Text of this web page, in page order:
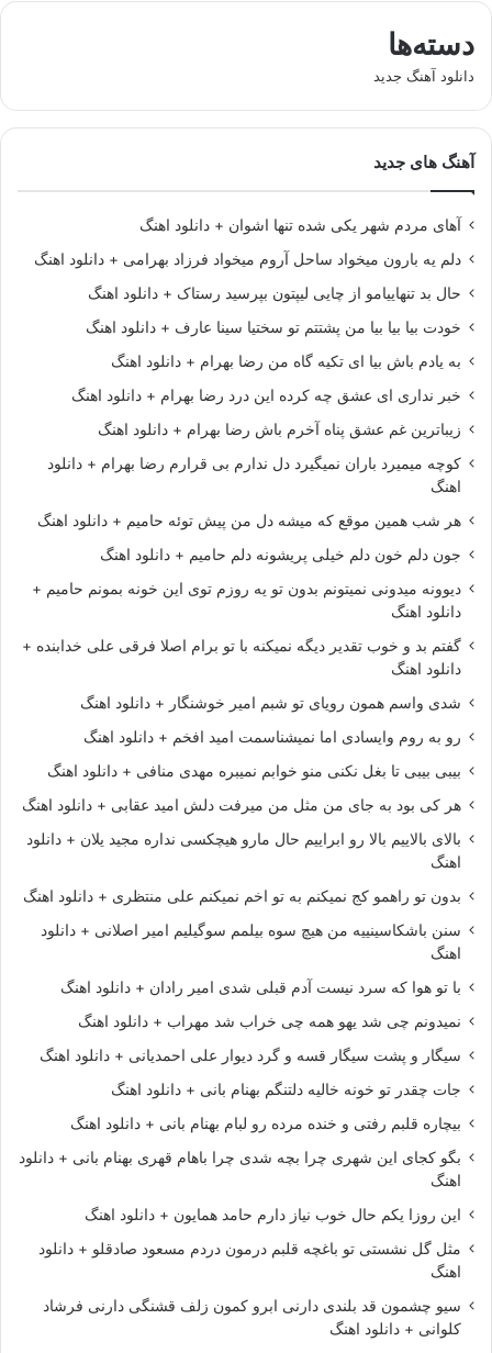
دسته‌ها
دانلود آهنگ جدید
آهنگ های جدید
آهای مردم شهر یکی شده تنها اشوان + دانلود اهنگ
دلم یه بارون میخواد ساحل آروم میخواد فرزاد بهرامی + دانلود اهنگ
حال بد تنهاییامو از چایی لیپتون بپرسید رستاک + دانلود اهنگ
خودت بیا بیا بیا من پشتتم تو سختیا سینا عارف + دانلود اهنگ
به یادم باش بیا ای تکیه گاه من رضا بهرام + دانلود اهنگ
خبر نداری ای عشق چه کرده این درد رضا بهرام + دانلود اهنگ
زیباترین غم عشق پناه آخرم باش رضا بهرام + دانلود اهنگ
کوچه میمیرد باران نمیگیرد دل ندارم بی قرارم رضا بهرام + دانلود
اهنگ
هر شب همین موقع که میشه دل من پیش توئه حامیم + دانلود اهنگ
جون دلم خون دلم خیلی پریشونه دلم حامیم + دانلود اهنگ
دیوونه میدونی نمیتونم بدون تو یه روزم توی این خونه بمونم حامیم +
دانلود اهنگ
گفتم بد و خوب تقدیر دیگه نمیکنه با تو برام اصلا فرقی علی خدابنده +
دانلود اهنگ
شدی واسم همون رویای تو شبم امیر خوشنگار + دانلود اهنگ
رو به روم وایسادی اما نمیشناسمت امید افخم + دانلود اهنگ
بیبی بیبی تا بغل نکنی منو خوابم نمیبره مهدی منافی + دانلود اهنگ
هر کی بود به جای من مثل من میرفت دلش امید عقابی + دانلود اهنگ
بالای بالاییم بالا رو ابراییم حال مارو هیچکسی نداره مجید یلان + دانلود
اهنگ
بدون تو راهمو کج نمیکنم به تو اخم نمیکنم علی منتظری + دانلود اهنگ
سنن باشکاسینییه من هیچ سوه بیلمم سوگیلیم امیر اصلانی + دانلود
اهنگ
با تو هوا که سرد نیست آدم قبلی شدی امیر رادان + دانلود اهنگ
نمیدونم چی شد یهو همه چی خراب شد مهراب + دانلود اهنگ
سیگار و پشت سیگار قسه و گرد دیوار علی احمدیانی + دانلود اهنگ
جات چقدر تو خونه خالیه دلتنگم بهنام بانی + دانلود اهنگ
بیچاره قلبم رفتی و خنده مرده رو لبام بهنام بانی + دانلود اهنگ
بگو کجای این شهری چرا بچه شدی چرا باهام قهری بهنام بانی + دانلود
اهنگ
این روزا یکم حال خوب نیاز دارم حامد همایون + دانلود اهنگ
مثل گل نشستی تو باغچه قلبم درمون دردم مسعود صادقلو + دانلود
اهنگ
سیو چشمون قد بلندی دارنی ابرو کمون زلف قشنگی دارنی فرشاد
کلوانی + دانلود اهنگ